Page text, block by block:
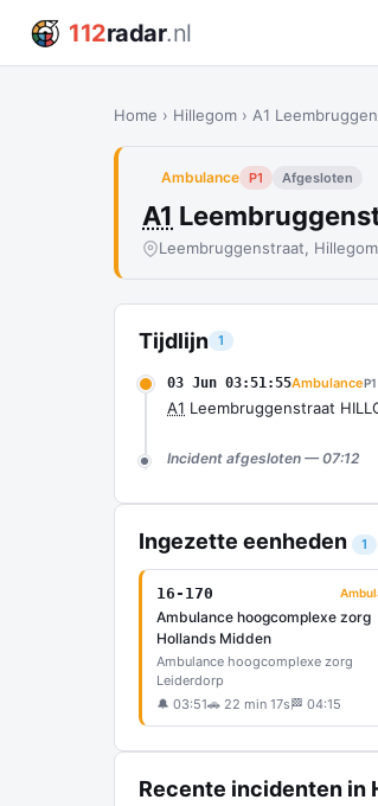
112radar.nl
Home › Hillegom › A1
Ambulance P1 Afgesloten
A1
Leembruggenstraat, Hillegom
Tijdlijn 1
03 Jun 03:51:55AmbulanceP1
A1 Leembruggenstraat
Incident afgesloten — 07:12
Ingezette eenheden 1
16-170
Ambulance hoogcomplexe zorg
Hollands Midden
Ambulance hoogcomplexe zorg
Leiderdorp
🔔 03:51🚗 22 min 17s 🏁 04:15
Recente incidenten in